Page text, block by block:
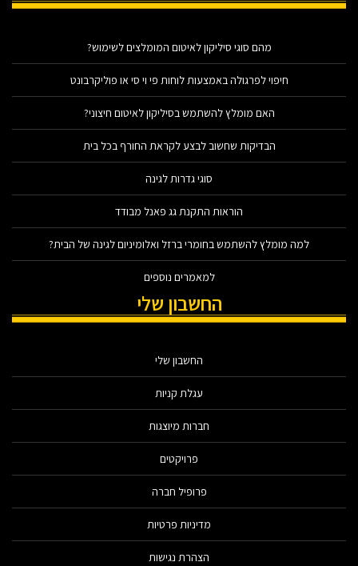
מהם סוגי סיליקון לאיטום המומלצים לשימוש?
חיפוי לפרגולה באמצעות לוחות פי וי סי או פוליקרבונט
האם מומלץ להשתמש בסיליקון לאיטום חיצוני?
הבדיקות שחשוב לבצע לקראת החורף בכל בית
סוגי גדרות לגינה
הוראות התקנת גג פאנל מבודד
למה מומלץ להשתמש בחומרי ברזל ואלומיניום לגינה של הבית?
למאמרים נוספים
החשבון שלי
החשבון שלי
עגלת קניות
חברות מיוצגות
פרויקטים
פרופיל חברה
מדיניות פרטיות
הצהרת נגישות